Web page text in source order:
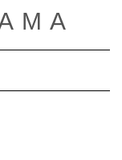
de navegación